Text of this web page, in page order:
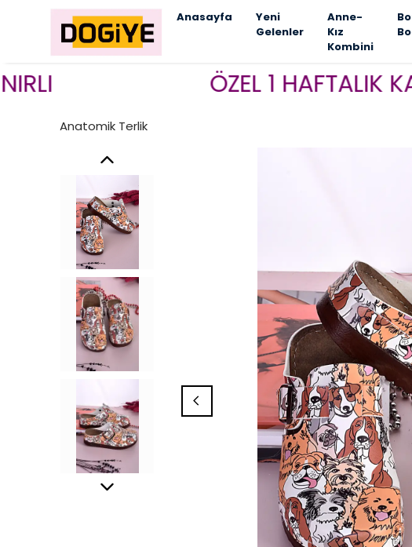
Anasayfa
Yeni
Gelenler
Anne-
Kız
Kombini
ÖZEL 1 HAFTALIK
Anatomik Terlik